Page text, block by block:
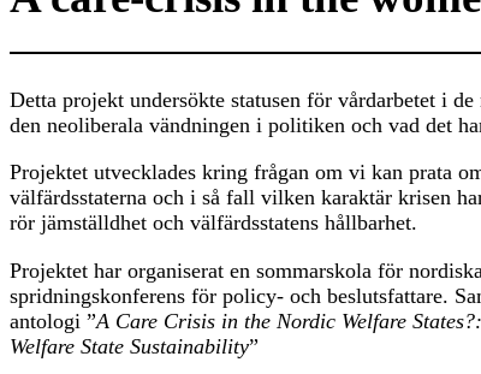
Detta projekt undersökte statusen för vårdarbetet i
den neoliberala vändningen i politiken och vad det
Projektet utvecklades kring frågan om vi kan prata
välfärdsstaterna och i så fall vilken karaktär krisen
rör jämställdhet och välfärdsstatens hållbarhet.
Projektet har organiserat en sommarskola för
spridningskonferens för policy- och beslutsfattare.
antologi ”A Care Crisis in the Nordic Welfare
Welfare State Sustainability”